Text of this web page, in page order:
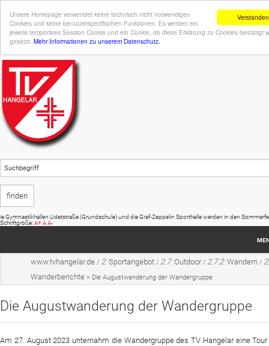
Verstanden
Unsere Homepage verwendet keine technisch nicht notwendigen
Cookies und keine benutzerspezifischen Funktionen. Es werden ein
jeweils temporäres Session Cookie und ein Cookie, ob diese Erklärung zu Cookies bestätigt
gesetzt. Mehr Informationen zu unserem Datenschutz.
Udetstraße (Grundschule) und die Graf-Zeppelin Sporthalle werden in den Sommerferien (20.07.
Schriftgröße:A+AA-
Startseite
Veranstaltungen
Verein
www.tvhangelar.de / 2:Sportangebot / 2.7:Outdoor / 2.7.2:Wandern /
Wanderberichte > Die Augustwanderung der Wandergruppe
Die Augustwanderung der Wandergruppe
Am 27. August 2023 unternahm die Wandergruppe des TV Hangelar eine